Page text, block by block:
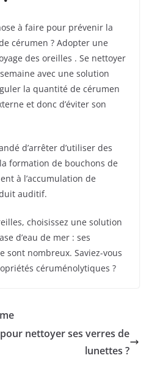
à faire pour prévenir la
cérumen ? Adopter une
des oreilles . Se nettoyer
avec une solution
la quantité de cérumen
et donc d’éviter son
d’arrêter d’utiliser des
formation de bouchons de
à l’accumulation de
auditif.
choisissez une solution
d’eau de mer : ses
sont nombreux. Saviez-vous
céruménolytiques ?
nettoyer ses verres de
lunettes ?